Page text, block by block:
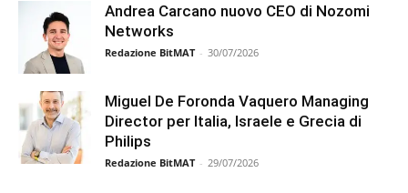
Andrea Carcano nuovo CEO di Nozomi
Networks
Redazione BitMAT - 30/07/2026
Miguel De Foronda Vaquero Managing
Director per Italia, Israele e Grecia di
Philips
Redazione BitMAT - 29/07/2026